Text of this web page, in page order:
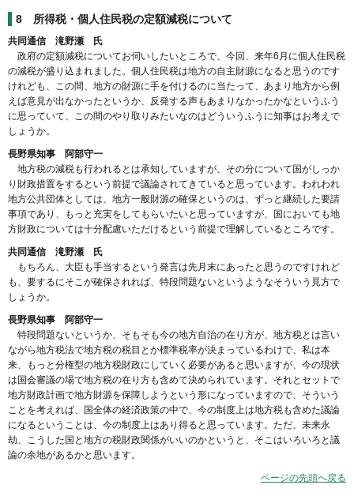
8 所得税・個人住民税の定額減税について
共同通信 滝野瀬 氏
政府の定額減税についてお伺いしたいところで、今回、来年6月に個人住民税
の減税が盛り込まれました。個人住民税は地方の自主財源になると思うのです
けれども、この間、地方の財源に手を付けるのに当たって、あまり地方から例
えば意見が出なかったというか、反発する声もあまりなかったかなというふう
に思っていて、この間のやり取りみたいなのはどういうふうに知事はお考えで
しょうか。
長野県知事 阿部守一
地方税の減税も行われるとは承知していますが、その分について国がしっか
り財政措置をするという前提で議論されてきていると思っています。われわれ
地方公共団体としては、地方一般財源の確保というのは、ずっと継続した要請
事項であり、もっと充実をしてもらいたいと思っていますが、国においても地
方財政については十分配慮いただけるという前提で理解しているところです。
共同通信 滝野瀬 氏
もちろん、大臣も手当するという発言は先月末にあったと思うのですけれど
も、要するにそこが確保されれば、特段問題ないというようなそういう見方で
しょうか。
長野県知事 阿部守一
特段問題ないというか、そもそも今の地方自治の在り方が、地方税とは言い
ながら地方税法で地方税の税目とか標準税率が決まっているわけで、私は本
来、もっと分権型の地方税財政にしていく必要があると思いますが、今の現状
は国会審議の場で地方税の在り方も含めて決められています。それとセットで
地方財政計画で地方財源を保障しようという形になっていますので、そういう
ことを考えれば、国全体の経済政策の中で、今の制度上は地方税も含めた議論
になるということは、今の制度上はあり得ると思っています。ただ、未来永
劫、こうした国と地方の税財政関係がいいのかというと、そこはいろいろと議
論の余地があるかと思います。
ページの先頭へ戻る